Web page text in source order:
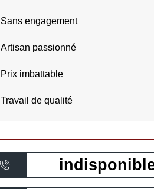
Sans engagement
Artisan passionné
Prix imbattable
Travail de qualité